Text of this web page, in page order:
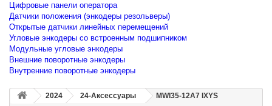
Цифровые панели оператора
Датчики положения (энкодеры резольверы)
Открытые датчики линейных перемещений
Угловые энкодеры со встроенным подшипником
Модульные угловые энкодеры
Внешние поворотные энкодеры
Внутренние поворотные энкодеры
2024 24-Аксессуары
MWI35-12A7 IXYS